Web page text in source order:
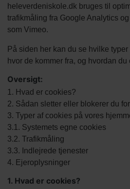
heleverdeniskole.dk bruges til
trafikmåling fra Google Analytics
som Vimeo.
På siden her kan du se hvilke
hvor de kommer fra, og hvordan
Oversigt:
1. Hvad er cookies?
2. Sådan sletter eller blokerer du
3. Typer af cookies på vores
3.1. Systemets egne cookies
3.2. Trafikmåling
3.3. Indlejrede tjenester
4. Ejeroplysninger
1. Hvad er cookies?